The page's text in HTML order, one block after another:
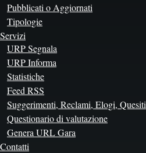
Pubblicati o Aggiornati
Tipologie
Servizi
URP Segnala
URP Informa
Statistiche
Feed RSS
Suggerimenti, Reclami, Elogi, Quesiti
Questionario di valutazione
Genera URL Gara
Contatti